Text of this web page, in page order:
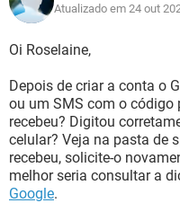
Atualizado em 24 out
Oi Roselaine,
Depois de criar a conta o
ou um SMS com o código
recebeu? Digitou
celular? Veja na pasta de
recebeu, solicite-o
melhor seria consultar a
Google.